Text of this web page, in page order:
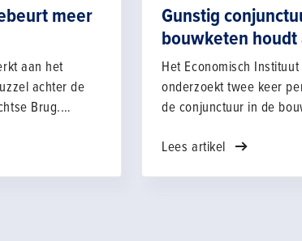
meer
aan het
achter de
Brug.
In het
Gunstig
bouwketen houdt
Het Economisch
onderzoekt twee keer
de conjunctuur in de
De werkvoorraad nam in
Lees artikel